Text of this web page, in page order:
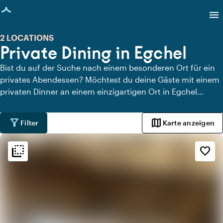
geladen
menu
Private Dining in Egchel
2 LOCATIONS
Bist du auf der Suche nach einem besonderen Ort für ein
privates Abendessen? Möchtest du deine Gäste mit einem
privaten Dinner an einem einzigartigen Ort in Egchel
einfach alle Locations in Egchel, an denen du in aller Ruhe
dinieren kannst. Schau dir alle privaten Dining-Locations
für ein köstliches privates Dinner an.
filter_alt Filter map Karte anzeigen
flip_to_back favorite_border
flip_to_back Ambiente und Ästhetik
info
Gemütlich
info
Ländlich